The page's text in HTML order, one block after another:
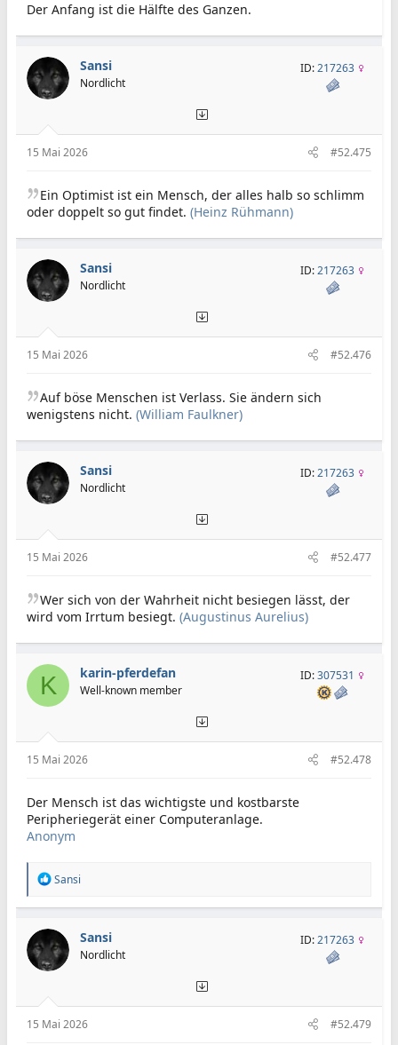
Der Anfang ist die Hälfte des Ganzen.
Sansi
Nordlicht
ID:217263
15 Mai 2026 #52.475
Ein Optimist ist ein Mensch, der alles halb so schlimm
oder doppelt so gut findet. (Heinz Rühmann)
Sansi
Nordlicht
ID:217263
15 Mai 2026 #52.476
Auf böse Menschen ist Verlass. Sie ändern sich
wenigstens nicht. (William Faulkner)
Sansi
Nordlicht
ID:217263
15 Mai 2026 #52.477
Wer sich von der Wahrheit nicht besiegen lässt, der
wird vom Irrtum besiegt. (Augustinus Aurelius)
K karin-pferdefan
Well-known member
ID:307531
15 Mai 2026 #52.478
Der Mensch ist das wichtigste und kostbarste
Peripheriegerät einer Computeranlage.
Anonym
R
a
t
i
o
n
:
Sansi
Sansi
Nordlicht
ID:217263
15 Mai 2026 #52.479